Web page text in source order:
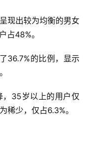
现出较为均衡的男女
占48%。
36.7%的比例，显示
，35岁以上的用户仅
稀少，仅占6.3%。